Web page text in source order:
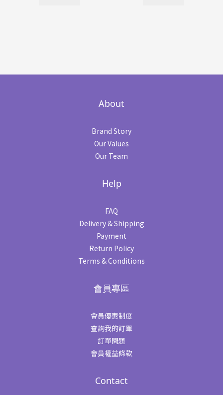
About
Brand Story
Our Values
Our Team
Help
FAQ
Delivery & Shipping
Payment
Return Policy
Terms & Conditions
會員專區
會員優惠制度
查詢我的訂單
訂單問題
會員權益條款
Contact